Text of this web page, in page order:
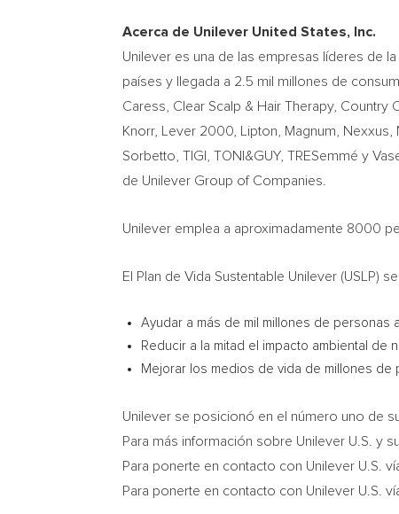
Acerca de Unilever United States, Inc.
Unilever es una de las empresas líderes de
países y llegada a 2.5 mil millones de
Caress, Clear Scalp & Hair Therapy, Country
Knorr, Lever 2000, Lipton, Magnum, Nexxus,
Sorbetto, TIGI, TONI&GUY, TRESemmé y
de Unilever Group of Companies.
Unilever emplea a aproximadamente 8000
El Plan de Vida Sustentable Unilever (USLP)
Ayudar a más de mil millones de
Reducir a la mitad el impacto ambiental de
Mejorar los medios de vida de millones de
Unilever se posicionó en el número uno de
Para más información sobre Unilever U.S. y
Para ponerte en contacto con Unilever U.S.
Para ponerte en contacto con Unilever U.S.